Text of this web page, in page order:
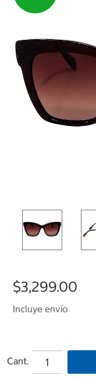
$3,299.00
Incluye envío
Cant.